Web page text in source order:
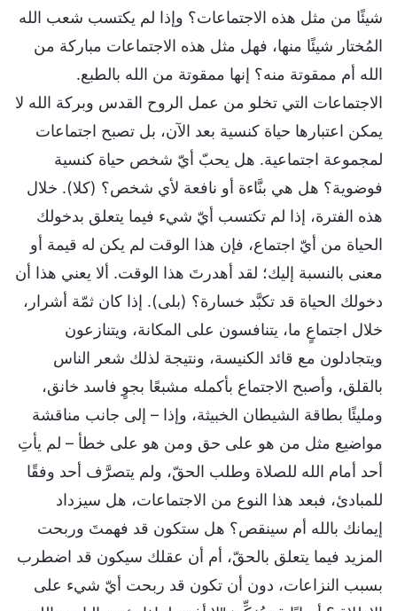
شيئًا من مثل هذه الاجتماعات؟ وإذا لم يكتسب شعب الله
المُختار شيئًا منها، فهل مثل هذه الاجتماعات مباركة من
الله أم ممقوتة منه؟ إنها ممقوتة من الله بالطبع.
الاجتماعات التي تخلو من عمل الروح القدس وبركة الله لا
يمكن اعتبارها حياة كنسية بعد الآن، بل تصبح اجتماعات
لمجموعة اجتماعية. هل يحبّ أيّ شخص حياة كنسية
فوضوية؟ هل هي بنَّاءة أو نافعة لأي شخص؟ (كلا). خلال
هذه الفترة، إذا لم تكتسب أيّ شيء فيما يتعلق بدخولك
الحياة من أيّ اجتماع، فإن هذا الوقت لم يكن له قيمة أو
معنى بالنسبة إليك؛ لقد أهدرتَ هذا الوقت. ألا يعني هذا أن
دخولك الحياة قد تكبَّد خسارة؟ (بلى). إذا كان ثمّة أشرار،
خلال اجتماعٍ ما، يتنافسون على المكانة، ويتنازعون
ويتجادلون مع قائد الكنيسة، ونتيجة لذلك شعر الناس
بالقلق، وأصبح الاجتماع بأكمله مشبعًا بجوٍ فاسد خانق،
ومليئًا بطاقة الشيطان الخبيثة، وإذا – إلى جانب مناقشة
مواضيع مثل من هو على حق ومن هو على خطأ – لم يأتِ
أحد أمام الله للصلاة وطلب الحقّ، ولم يتصرَّف أحد وفقًا
للمبادئ، فبعد هذا النوع من الاجتماعات، هل سيزداد
إيمانك بالله أم سينقص؟ هل ستكون قد فهمتَ وربحت
المزيد فيما يتعلق بالحقّ، أم أن عقلك سيكون قد اضطرب
بسبب النزاعات، دون أن تكون قد ربحت أيّ شيء على